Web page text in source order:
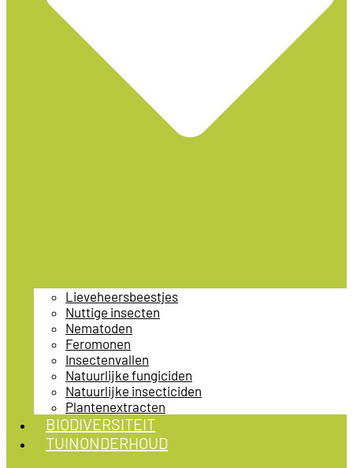
Lieveheersbeestjes
Nuttige insecten
Nematoden
Feromonen
Insectenvallen
Natuurlijke fungiciden
Natuurlijke insecticiden
Plantenextracten
BIODIVERSITEIT
TUINONDERHOUD